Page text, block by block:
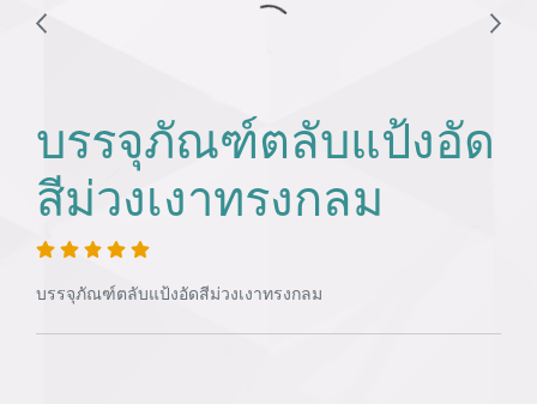
บรรจุภัณฑ์ตลับแป้งอัด
สีม่วงเงาทรงกลม
บรรจุภัณฑ์ตลับแป้งอัดสีม่วงเงาทรงกลม